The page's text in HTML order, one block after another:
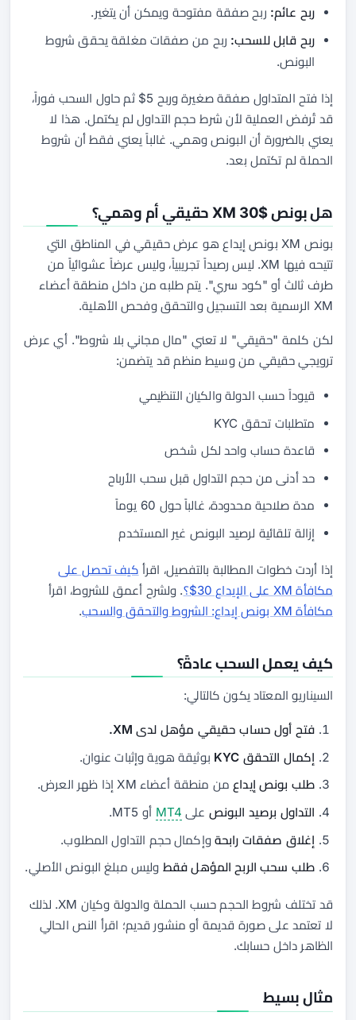
ربح عائم: ربح صفقة مفتوحة ويمكن أن يتغير.
ربح قابل للسحب: ربح من صفقات مغلقة يحقق شروط
البونص.
إذا فتح المتداول صفقة صغيرة وربح 5$ ثم حاول السحب فوراً،
قد تُرفض العملية لأن شرط حجم التداول لم يكتمل. هذا لا
يعني بالضرورة أن البونص وهمي. غالباً يعني فقط أن شروط
الحملة لم تكتمل بعد.
هل بونص XM 30$ حقيقي أم وهمي؟
بونص XM بونص إيداع هو عرض حقيقي في المناطق التي
تتيحه فيها XM. ليس رصيداً تجريبياً، وليس عرضاً عشوائياً من
طرف ثالث أو "كود سري". يتم طلبه من داخل منطقة أعضاء
XM الرسمية بعد التسجيل والتحقق وفحص الأهلية.
لكن كلمة "حقيقي" لا تعني "مال مجاني بلا شروط". أي عرض
ترويجي حقيقي من وسيط منظم قد يتضمن:
قيوداً حسب الدولة والكيان التنظيمي
متطلبات تحقق KYC
قاعدة حساب واحد لكل شخص
حد أدنى من حجم التداول قبل سحب الأرباح
مدة صلاحية محدودة، غالباً حول 60 يوماً
إزالة تلقائية لرصيد البونص غير المستخدم
إذا أردت خطوات المطالبة بالتفصيل، اقرأ كيف تحصل على
مكافأة XM على الإيداع 30$؟
. ولشرح أعمق للشروط، اقرأ
مكافأة XM بونص إيداع: الشروط والتحقق والسحب
.
كيف يعمل السحب عادةً؟
السيناريو المعتاد يكون كالتالي:
فتح أول حساب حقيقي مؤهل لدى XM.
إكمال التحقق KYC
بوثيقة هوية وإثبات عنوان.
طلب بونص إيداع من منطقة أعضاء XM إذا ظهر العرض.
التداول برصيد البونص على MT4 أو MT5.
إغلاق صفقات رابحةوإكمال حجم التداول المطلوب.
طلب سحب الربح المؤهل فقط وليس مبلغ البونص الأصلي.
قد تختلف شروط الحجم حسب الحملة والدولة وكيان XM. لذلك
لا تعتمد على صورة قديمة أو منشور قديم؛ اقرأ النص الحالي
الظاهر داخل حسابك.
مثال بسيط